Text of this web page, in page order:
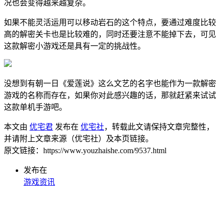
况也会变得越来越复杂。
如果不能灵活运用可以移动岩石的这个特点，要通过难度比较
高的解密关卡也是比较难的，同时还要注意不能掉下去，可见
这款解密小游戏还是具有一定的挑战性。
没想到有朝一日《爱莲说》这么文艺的名字也能作为一款解密
游戏的名称而存在，如果你对此感兴趣的话，那就赶紧来试试
这款单机手游吧。
本文由 优宅君 发布在 优宅社，转载此文请保持文章完整性，
并请附上文章来源（优宅社）及本页链接。
原文链接：https://www.youzhaishe.com/9537.html
发布在
游戏资讯